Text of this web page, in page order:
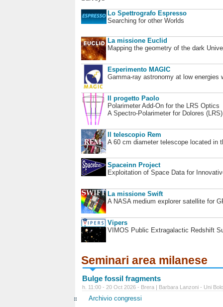
Lo Spettrografo Espresso
Searching for other Worlds
La missione Euclid
Mapping the geometry of the dark
Esperimento MAGIC
Gamma-ray astronomy at low energies
Il progetto Paolo
Polarimeter Add-On for the LRS Optics
A Spectro-Polarimeter for Dolores
Il telescopio Rem
A 60 cm diameter telescope located in
Spaceinn Project
Exploitation of Space Data for
La missione Swift
A NASA medium explorer satellite for
Vipers
VIMOS Public Extragalactic Redshift
Seminari area milanese
Bulge fossil fragments
h. 11:00 - 20 Oct 2026 - Brera | Barbara Lanzoni - Uni
Archivio congressi